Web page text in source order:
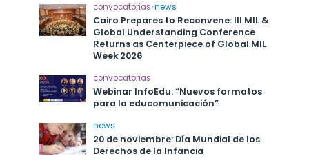
convocatorias•news
Cairo Prepares to Reconvene: III MIL &
Global Understanding Conference
Returns as Centerpiece of Global MIL
Week 2026
convocatorias
Webinar InfoEdu: “Nuevos formatos
para la educomunicación”
news
20 de noviembre: Día Mundial de los
Derechos de la Infancia